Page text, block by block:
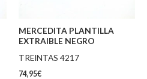
MERCEDITA PLANTILLA
EXTRAIBLE NEGRO
TREINTAS 4217
74,95€